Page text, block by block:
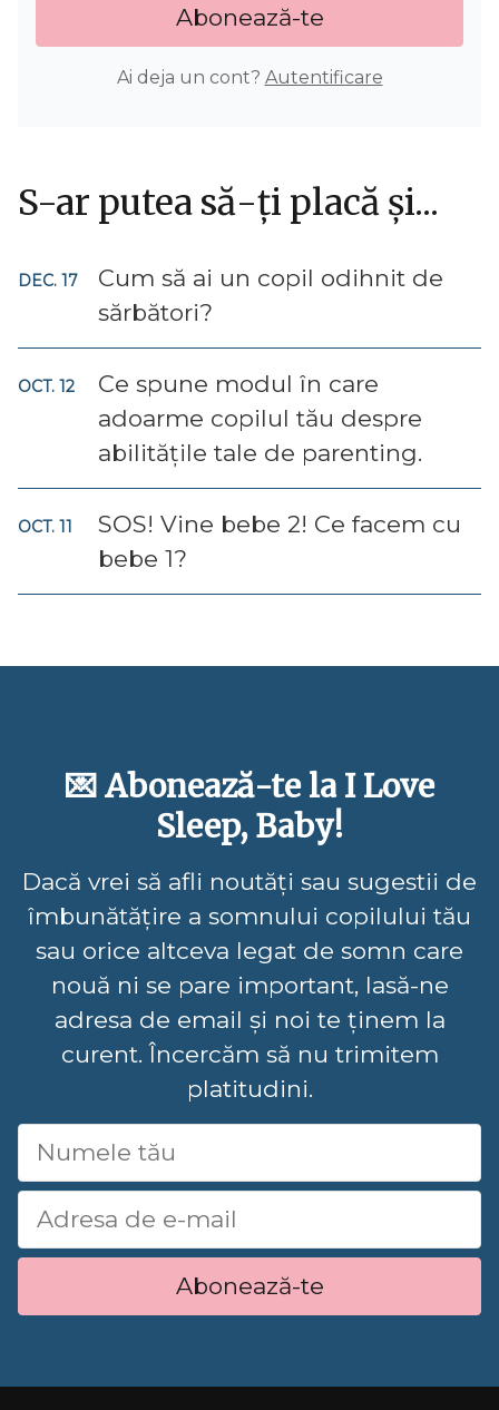
Abonează-te
Ai deja un cont? Autentificare
S-ar putea să-ți placă și...
DEC. 17
Cum să ai un copil odihnit de
sărbători?
OCT. 12
Ce spune modul în care
adoarme copilul tău despre
abilitățile tale de parenting.
OCT. 11
SOS! Vine bebe 2! Ce facem cu
bebe 1?
💌 Abonează-te la I Love
Sleep, Baby!
Dacă vrei să afli noutăți sau sugestii de
îmbunătățire a somnului copilului tău
sau orice altceva legat de somn care
nouă ni se pare important, lasă-ne
adresa de email și noi te ținem la
curent. Încercăm să nu trimitem
platitudini.
Abonează-te